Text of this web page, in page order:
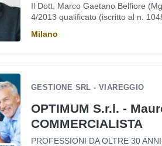
Il Dott. Marco Gaetano Belfiore
4/2013 qualificato (iscritto al n.
Milano
GESTIONE SRL - VIAREGGIO
OPTIMUM S.r.l. -
COMMERCIALISTA
PROFESSIONI DA OLTRE 30